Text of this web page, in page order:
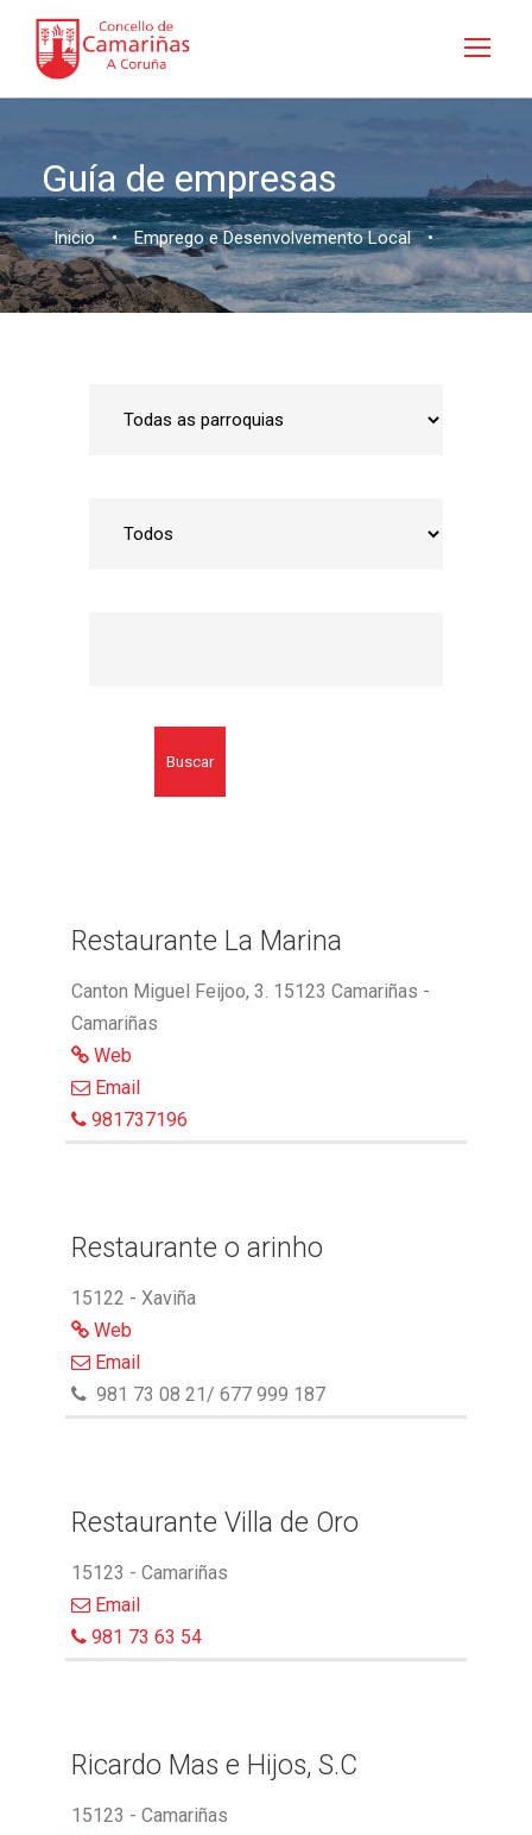
Guía de empresas
Inicio • Emprego e Desenvolvemento Local •
Buscar
Restaurante La Marina
Canton Miguel Feijoo, 3. 15123 Camariñas -
Camariñas
Web
Email
981737196
Restaurante o arinho
15122 - Xaviña
Web
Email
981 73 08 21/ 677 999 187
Restaurante Villa de Oro
15123 - Camariñas
Email
981 73 63 54
Ricardo Mas e Hijos, S.C
15123 - Camariñas